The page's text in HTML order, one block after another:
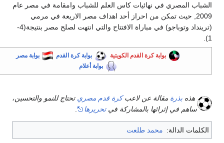
المصري في نهائيات كاس العلم للشباب وامقامة في مصر عام
2009, حيث تمكن من احراز أحد اهداف مصر الاريعة في مرمي
(ترينداد وتوباجو) في مباراة الافتتاح والتي انتهت لصلح مصر بنتيجة(4-
بوابة كرة القدم الكويتية بوابة كرة القدم
بوابة مصر
بوابة أعلام
هذه بذرة مقالة عن لاعبكرة قدم مصريتحتاج للنمو والتحسين،
ساهم في إثرائها بالمشاركة في تحريرها .
الكلمات الدالة: محمد طلعت